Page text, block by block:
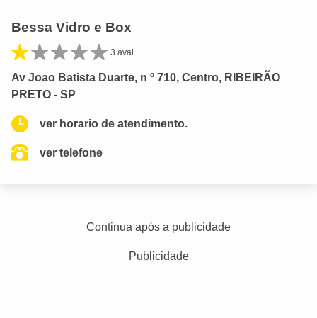
Bessa Vidro e Box
3 aval.
Av Joao Batista Duarte, n º 710, Centro, RIBEIRÃO
PRETO - SP
ver horario de atendimento.
ver telefone
Continua após a publicidade
Publicidade